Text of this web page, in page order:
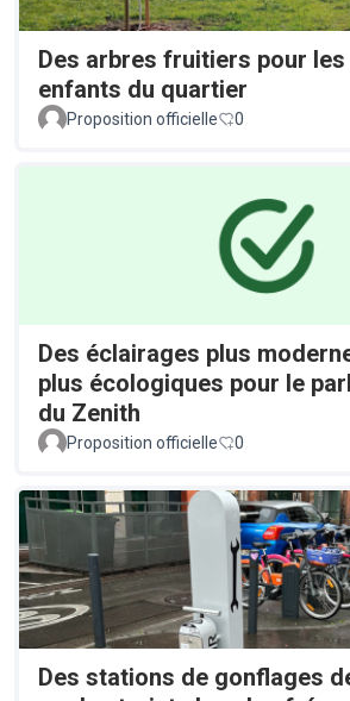
Des arbres fruitiers pour les
enfants du quartier
Proposition officielle 0
Des éclairages plus
plus écologiques pour le
du Zenith
Proposition officielle 0
Des stations de gonflages